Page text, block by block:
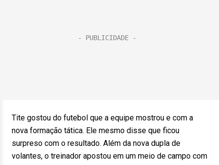
Tite gostou do futebol que a equipe mostrou e com a
nova formação tática. Ele mesmo disse que ficou
surpreso com o resultado. Além da nova dupla de
volantes, o treinador apostou em um meio de campo com